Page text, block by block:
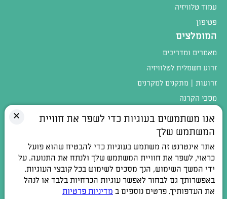
עמוד טלוויזיה
פטיפון
המומלצים
מאמרים ומדריכים
זרוע חשמלית לטלוויזיה
זרועות | מתקנים למקרנים
מסכי הקרנה
מגוון המוצרים
טלפון:054-4402900
כתובת: רחוב חלוצי התעשיה 1, אלפי מנשה
דואר אלקטרוני:contact@100db.co.il
✕
אנו משתמשים בעוגיות כדי לשפר את חוויית
המשתמש שלך
אתר אינטרנט זה משתמש בעוגיות כדי להבטיח שהוא פועל
כראוי, לשפר את חוויית המשתמש שלך ולנתח את התנועה. על
ידי המשך השימוש, הנך מסכים לשימוש בכל קובצי העוגיות.
באפשרותך גם לבחור לאפשר עוגיות הכרחיות בלבד או לנהל
את העדפותיך. פרטים נוספים ב מדיניות פרטיות